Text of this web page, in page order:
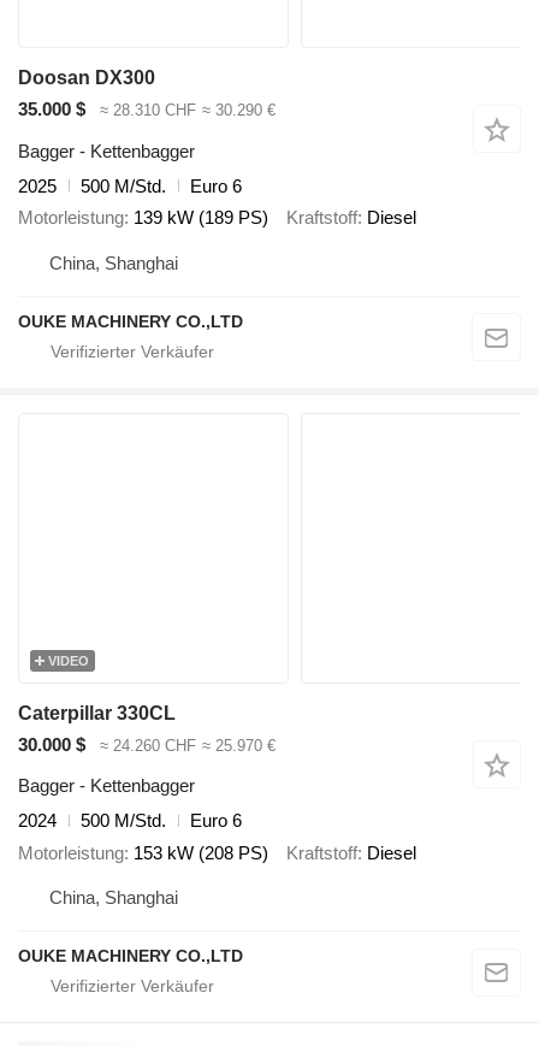
Doosan DX300
35.000 $
≈ 28.310 CHF ≈ 30.290 €
Bagger - Kettenbagger
2025
500 M/Std.
Euro 6
Motorleistung 139 kW (189 PS) Kraftstoff Diesel
China, Shanghai
OUKE MACHINERY CO.,LTD
VIDEO
Caterpillar 330CL
30.000 $
≈ 24.260 CHF ≈ 25.970 €
Bagger - Kettenbagger
2024
500 M/Std.
Euro 6
Motorleistung 153 kW (208 PS) Kraftstoff Diesel
China, Shanghai
OUKE MACHINERY CO.,LTD